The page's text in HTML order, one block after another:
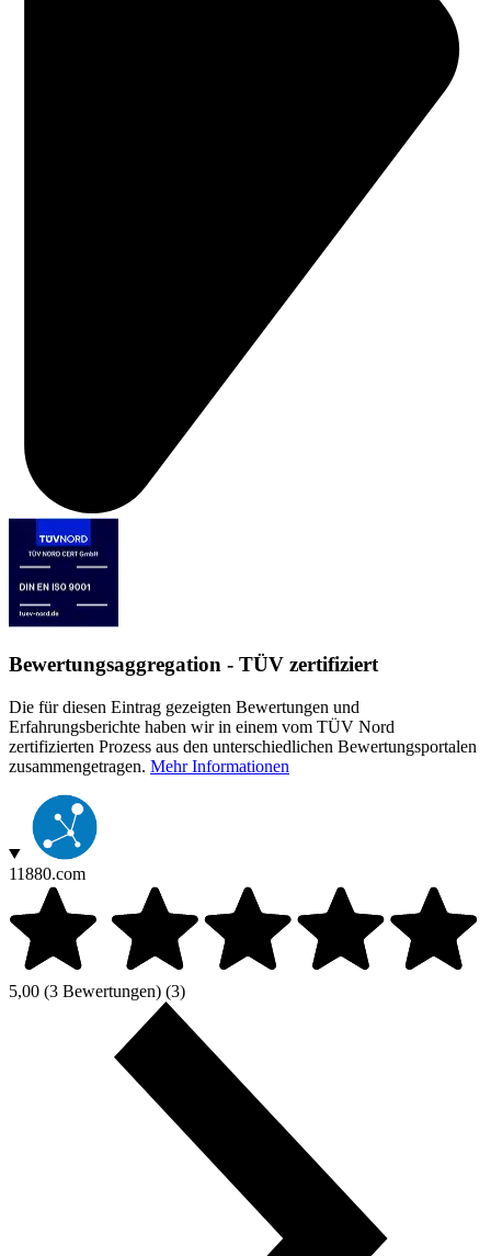
Bewertungsaggregation - TÜV zertifiziert
Die für diesen Eintrag gezeigten Bewertungen und
Erfahrungsberichte haben wir in einem vom TÜV Nord
zertifizierten Prozess aus den unterschiedlichen Bewertungsportalen
zusammengetragen. Mehr Informationen
11880.com
5,00 (3 Bewertungen) (3)